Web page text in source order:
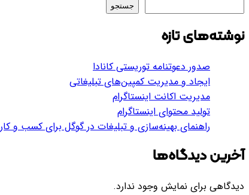
جستجو
نوشته‌های تازه
صدور دعوتنامه توریستی کانادا
ایجاد و مدیریت کمپین‌های تبلیغاتی
مدیریت اکانت اینستاگرام
تولید محتوای اینستاگرام
راهنمای بهینه‌سازی و تبلیغات در گوگل برای کسب و کار
آخرین دیدگاه‌ها
دیدگاهی برای نمایش وجود ندارد.